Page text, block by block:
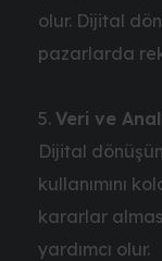
olur. Dijital
pazarlarda
Veri ve
Dijital
kullanımını
kararlar
yardımcı olur.